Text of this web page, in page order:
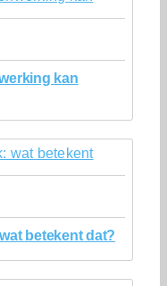
kan
betekent dat?